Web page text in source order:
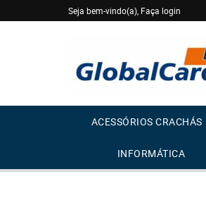
Seja bem-vindo(a), Faça login
ACESSÓRIOS CRACHÁS
INFORMÁTICA